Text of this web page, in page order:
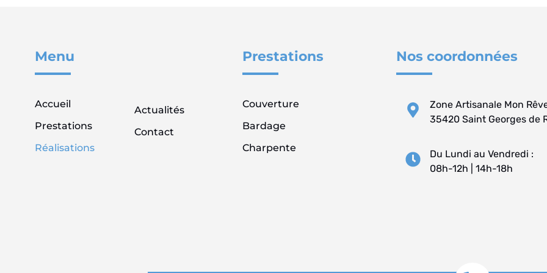
Menu
Accueil
Prestations
Réalisations
Actualités
Contact
Prestations
Couverture
Bardage
Charpente
Nos coordonnées
Zone Artisanale Mon
35420 Saint Georges de
Du Lundi au Vendredi :
08h-12h | 14h-18h